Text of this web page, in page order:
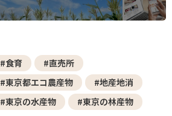
#食育
#直売所
#東京都エコ農産物
#地産地消
#東京の水産物 #東京の林産物